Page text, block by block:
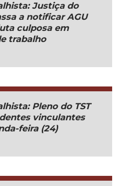
Justiça do
a notificar AGU
culposa em
trabalho
Pleno do TST
vinculantes
feira (24)